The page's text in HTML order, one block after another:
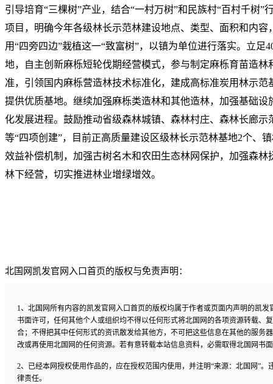
引导培育“三棵树”产业，结合“一村万树”和民族村“百村千树”
项目，明确今年各级林长示范林建设地点、类型、面积和内容
用“四旁四边”栽植这一“致富树”，以镇为单位进行落实。立足
地，自主创新麻栎短轮伐期经营模式，参与制定麻栎育苗造林
准，引领国内麻栎营造林技术标准化，建成高标准炭用林示范
提供优质基地。继续加强麻栎类造林和其他造林，加强基础设
化发展进程。鼓励推动省级森林城镇、森林村庄、森林长廊示
等“四项创建”，目前正高质量建设区级林长示范林基地2个、
效益补偿机制，加强古树名木和农田生态林网保护，加强森林
林下经营，切实推进林业增绿增效。
北国网凯发官网入口首页的版权与免责声明：
1、北国网所有内容的凯发官网入口首页的版权均属于作者或页面内声明的凯
书面许可，任何其他个人或组织均不得以任何形式将北国网的各项资源转载、
合；不得把其中任何形式的资讯散发给其他方，不可把这些信息在其他的服务
改或再使用北国网的任何资源。若有意转载本站信息资料，必需取得北国网书
2、已经本网授权使用作品的，应在授权范围内使用，并注明“来源：北国网”
律责任。